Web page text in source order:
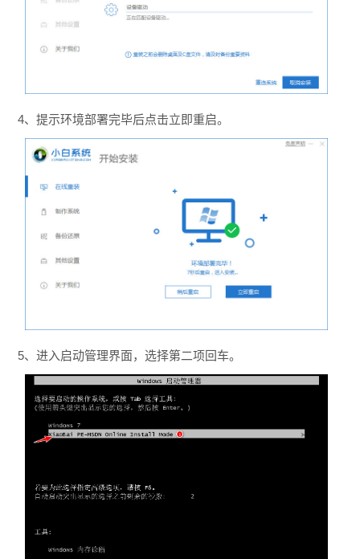
4、提示环境部署完毕后点击立即重启。
5、进入启动管理界面，选择第二项回车。